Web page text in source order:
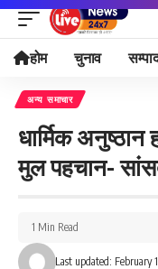
होम चुनाव
अन्य समाचार
धार्मिक
मुल पहचान-
Last updated: February
1 Min Read